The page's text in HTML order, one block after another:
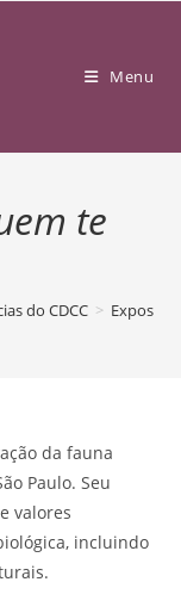
Menu
te
do CDCC >
da fauna
Paulo. Seu
valores
incluindo